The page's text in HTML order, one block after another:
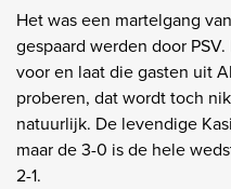
Het was een martelgang
gespaard werden door
voor en laat die gasten uit
proberen, dat wordt toch
natuurlijk. De levendige
maar de 3-0 is de hele
2-1.